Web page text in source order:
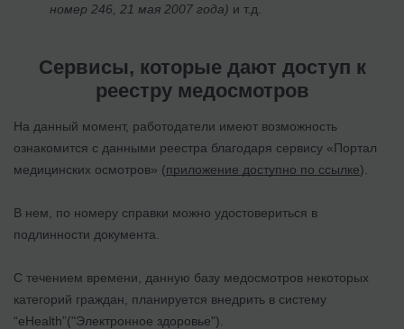
номер 246, 21 мая 2007 года) и т.д.
Сервисы, которые дают доступ к
реестру медосмотров
На данный момент, работодатели имеют возможность
ознакомится с данными реестра благодаря сервису «Портал
медицинских осмотров» (приложение доступно по ссылке).
В нем, по номеру справки можно удостовериться в
подлинности документа.
С течением времени, данную базу медосмотров некоторых
категорий граждан, планируется внедрить в систему
“eHealth”("Электронное здоровье").